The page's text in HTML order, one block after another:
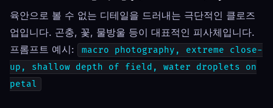
육안으로 볼 수 없는 디테일을 드러내는 극단적인 클로즈
업입니다. 곤충, 꽃, 물방울 등이 대표적인 피사체입니다.
프롬프트 예시:
macro photography, extreme close-
up, shallow depth of field, water droplets on
petal